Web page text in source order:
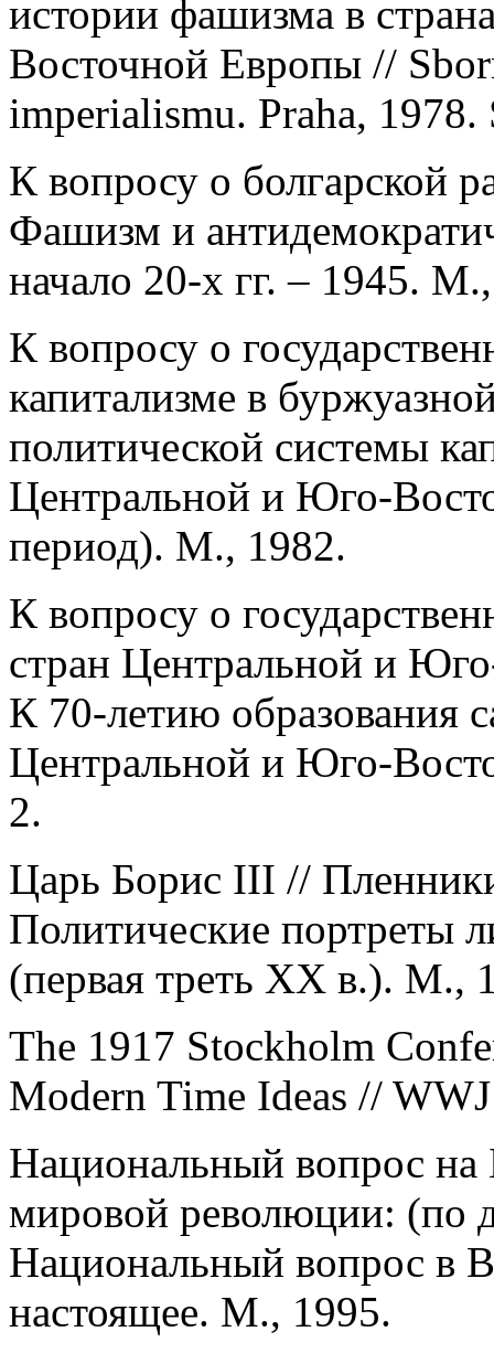
истории фашизма в
Восточной Европы //
imperialismu. Praha, 1978.
К вопросу о болгарской
Фашизм и
начало 20-х гг. – 1945.
К вопросу о
капитализме в
политической системы
Центральной и Юго-
период). М., 1982.
К вопросу о
стран Центральной и
К 70-летию образования
Центральной и Юго-
2.
Царь Борис III //
Политические портреты
(первая треть ХХ в.). М.,
The 1917 Stockholm
Modern Time Ideas //
Национальный вопрос на
мировой революции: (по
Национальный вопрос в
настоящее. М., 1995.